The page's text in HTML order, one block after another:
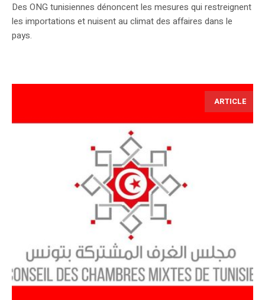
Des ONG tunisiennes dénoncent les mesures qui restreignent
les importations et nuisent au climat des affaires dans le
pays.
ARTICLE